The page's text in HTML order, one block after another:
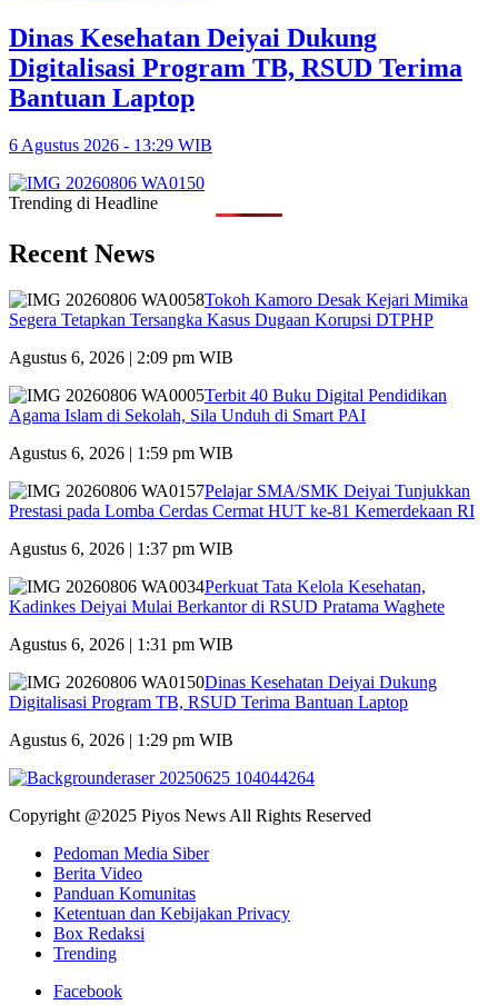
Dinas Kesehatan Deiyai Dukung
Digitalisasi Program TB, RSUD Terima
Bantuan Laptop
6 Agustus 2026 - 13:29 WIB
Trending di Headline
Recent News
Tokoh Kamoro Desak Kejari Mimika
Segera Tetapkan Tersangka Kasus Dugaan Korupsi DTPHP
Agustus 6, 2026 | 2:09 pm WIB
Terbit 40 Buku Digital Pendidikan
Agama Islam di Sekolah, Sila Unduh di Smart PAI
Agustus 6, 2026 | 1:59 pm WIB
Pelajar SMA/SMK Deiyai Tunjukkan
Prestasi pada Lomba Cerdas Cermat HUT ke-81 Kemerdekaan RI
Agustus 6, 2026 | 1:37 pm WIB
Perkuat Tata Kelola Kesehatan,
Kadinkes Deiyai Mulai Berkantor di RSUD Pratama Waghete
Agustus 6, 2026 | 1:31 pm WIB
Dinas Kesehatan Deiyai Dukung
Digitalisasi Program TB, RSUD Terima Bantuan Laptop
Agustus 6, 2026 | 1:29 pm WIB
Copyright @2025 Piyos News All Rights Reserved
Pedoman Media Siber
Berita Video
Panduan Komunitas
Ketentuan dan Kebijakan Privacy
Box Redaksi
Trending
Facebook